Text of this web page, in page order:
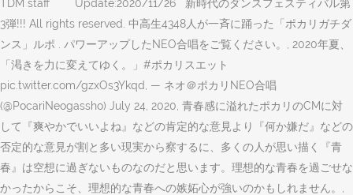
TDM staff Update:2020/11/26 新時代のダンスフェスティバル第
3弾!!! All rights reserved. 中高生4348人が一斉に踊った「ポカリガチダ
ンス」ルポ . パワーアップしたNEO合唱をご覧ください。, 2020年夏、
「渇きを力に変えてゆく。」#ポカリスエット
pic.twitter.com/gzxOs3Ykqd, — ネオ＠ポカリNEO合唱
(@PocariNeogassho) July 24, 2020, 青春感に溢れたポカリのCMに対
して『爽やかでいいよね』などの肯定的な意見より『何か嫌だ』などの
否定的な意見が割と多い現実から察するに、多くの人が思い描く『青
春』は空想に過ぎないものなのだと思います。理想的な青春を過ごせな
かったからこそ、理想的な青春への嫉妬心が強いのかもしれません。,